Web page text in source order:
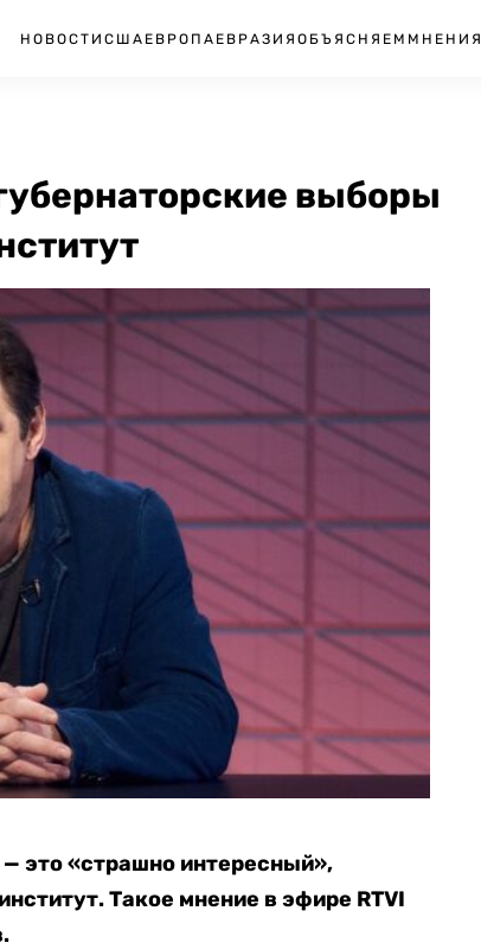
НОВОСТИ США ЕВРОПА ЕВРАЗИЯ ОБЪЯСНЯЕМ МНЕНИЯ
выборы
это «страшно интересный»,
Такое мнение в эфире RTVI